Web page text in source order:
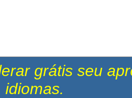
grátis seu
idiomas.